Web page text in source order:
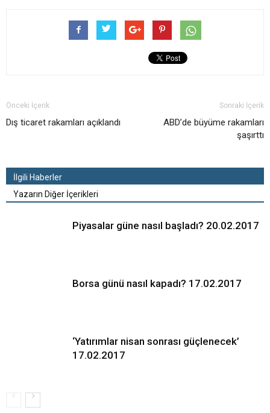
Önceki İçerik
Dış ticaret rakamları açıklandı
Sonraki İçerik
ABD’de büyüme rakamları
şaşırttı
İlgili Haberler
Yazarın Diğer İçerikleri
Piyasalar güne nasıl başladı? 20.02.2017
Borsa günü nasıl kapadı? 17.02.2017
‘Yatırımlar nisan sonrası güçlenecek’
17.02.2017